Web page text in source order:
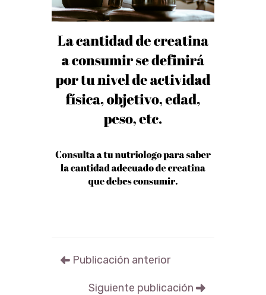
Publicación anterior
Siguiente publicación